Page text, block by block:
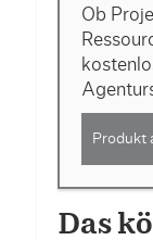
Ob
Produkt
Das